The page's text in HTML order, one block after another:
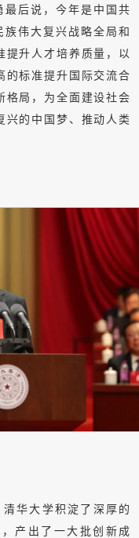
最后说，今年是中国共
伟大复兴战略全局和
提升人才培养质量，以
的标准提升国际交流合
格局，为全面建设社会
兴的中国梦、推动人类
华大学积淀了深厚的
产出了一大批创新成